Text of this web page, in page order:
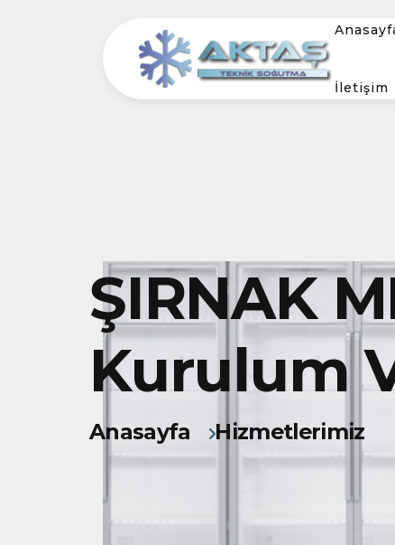
İletişim
ŞIRNAK
Kurulum
Anasayfa Hizmetlerimiz